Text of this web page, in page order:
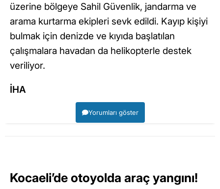
üzerine bölgeye Sahil Güvenlik, jandarma ve
arama kurtarma ekipleri sevk edildi. Kayıp kişiyi
bulmak için denizde ve kıyıda başlatılan
çalışmalara havadan da helikopterle destek
veriliyor.
İHA
Yorumları göster
Kocaeli’de otoyolda araç yangını!